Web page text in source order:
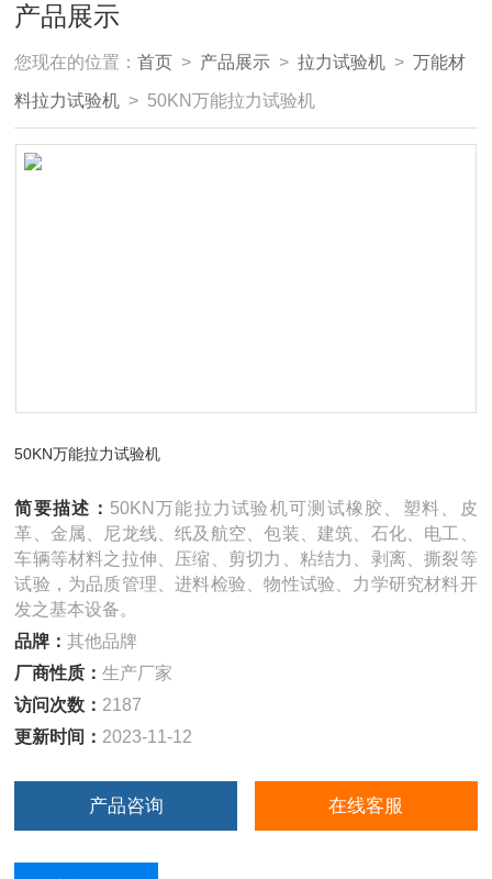
产品展示
您现在的位置：首页 > 产品展示 >拉力试验机 >万能材
料拉力试验机 > 50KN万能拉力试验机
50KN万能拉力试验机
简要描述： 50KN万能拉力试验机可测试橡胶、塑料、皮
革、金属、尼龙线、纸及航空、包装、建筑、石化、电工、
车辆等材料之拉伸、压缩、剪切力、粘结力、剥离、撕裂等
试验，为品质管理、进料检验、物性试验、力学研究材料开
发之基本设备。
品牌：其他品牌
厂商性质：生产厂家
访问次数： 2187
更新时间： 2023-11-12
产品咨询 在线客服